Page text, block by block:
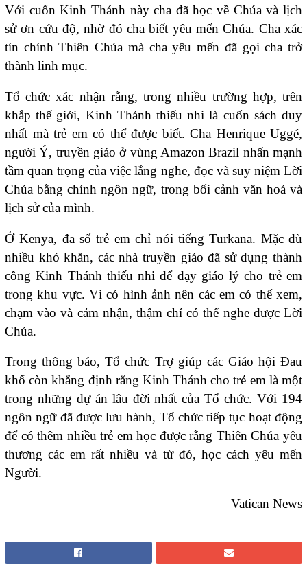
Với cuốn Kinh Thánh này cha đã học về Chúa và lịch
sử ơn cứu độ, nhờ đó cha biết yêu mến Chúa. Cha xác
tín chính Thiên Chúa mà cha yêu mến đã gọi cha trở
thành linh mục.
Tổ chức xác nhận rằng, trong nhiều trường hợp, trên
khắp thế giới, Kinh Thánh thiếu nhi là cuốn sách duy
nhất mà trẻ em có thể được biết. Cha Henrique Uggé,
người Ý, truyền giáo ở vùng Amazon Brazil nhấn mạnh
tầm quan trọng của việc lắng nghe, đọc và suy niệm Lời
Chúa bằng chính ngôn ngữ, trong bối cảnh văn hoá và
lịch sử của mình.
Ở Kenya, đa số trẻ em chỉ nói tiếng Turkana. Mặc dù
nhiều khó khăn, các nhà truyền giáo đã sử dụng thành
công Kinh Thánh thiếu nhi để dạy giáo lý cho trẻ em
trong khu vực. Vì có hình ảnh nên các em có thể xem,
chạm vào và cảm nhận, thậm chí có thể nghe được Lời
Chúa.
Trong thông báo, Tổ chức Trợ giúp các Giáo hội Đau
khổ còn khẳng định rằng Kinh Thánh cho trẻ em là một
trong những dự án lâu đời nhất của Tổ chức. Với 194
ngôn ngữ đã được lưu hành, Tổ chức tiếp tục hoạt động
để có thêm nhiều trẻ em học được rằng Thiên Chúa yêu
thương các em rất nhiều và từ đó, học cách yêu mến
Người.
Vatican News